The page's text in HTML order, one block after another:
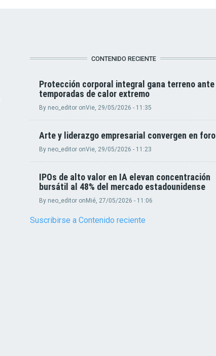
CONTENIDO RECIENTE
Protección corporal integral gana terreno ante
temporadas de calor extremo
By neo_editoronVie, 29/05/2026 - 11:35
Arte y liderazgo empresarial convergen en foro
By neo_editoronVie, 29/05/2026 - 11:23
IPOs de alto valor en IA elevan concentración
bursátil al 48% del mercado estadounidense
By neo_editoron Mié, 27/05/2026 - 11:06
Suscribirse a Contenido reciente